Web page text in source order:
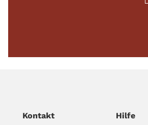
Kontakt
Hilfe